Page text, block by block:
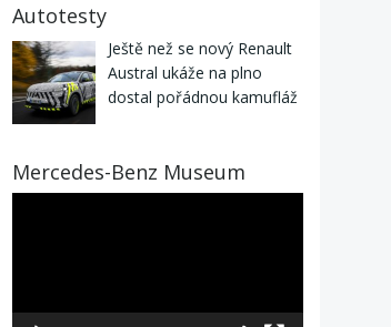
Autotesty
Ještě než se nový Renault
Austral ukáže na plno
dostal pořádnou kamufláž
Mercedes-Benz Museum